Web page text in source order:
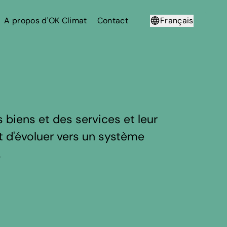
A propos d'OK Climat Contact
Français
biens et des services et leur
vers un système